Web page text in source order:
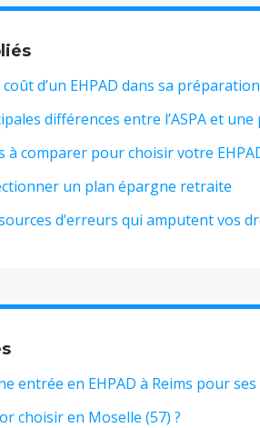
d’un EHPAD dans sa
différences entre l’ASPA et
à comparer pour choisir votre
un plan épargne retraite
d’erreurs qui amputent vos
entrée en EHPAD à Reims pour
choisir en Moselle (57) ?